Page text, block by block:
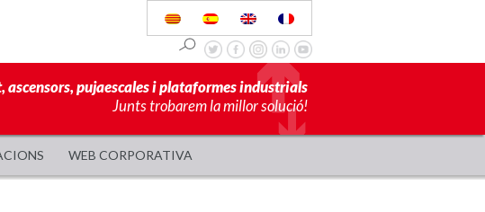
ascensors, pujaescales i plataformes industrials
Junts trobarem la millor solució!
WEB CORPORATIVA